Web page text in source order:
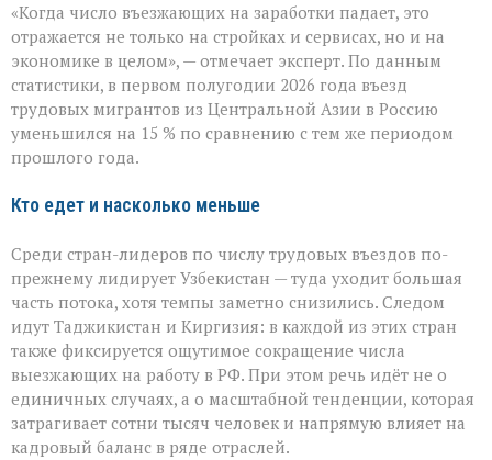
труда
чувствует
перемену»:
поток
трудовых
мигрантов
в
РФ
«Когда число въезжающих на заработки падает, это
отражается не только на стройках и сервисах, но и на
экономике в целом», — отмечает эксперт. По данным
статистики, в первом полугодии 2026 года въезд
трудовых мигрантов из Центральной Азии в Россию
уменьшился на 15 % по сравнению с тем же периодом
прошлого года.
Кто едет и насколько меньше
Среди стран-лидеров по числу трудовых въездов по-
прежнему лидирует Узбекистан — туда уходит большая
часть потока, хотя темпы заметно снизились. Следом
идут Таджикистан и Киргизия: в каждой из этих стран
также фиксируется ощутимое сокращение числа
выезжающих на работу в РФ. При этом речь идёт не о
единичных случаях, а о масштабной тенденции, которая
затрагивает сотни тысяч человек и напрямую влияет на
кадровый баланс в ряде отраслей.